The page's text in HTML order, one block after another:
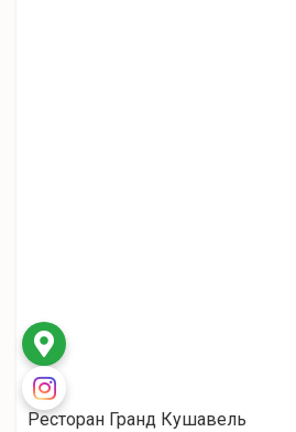
Ресторан Гранд Кушавель